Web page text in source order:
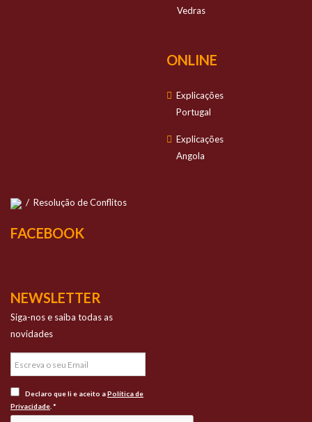
Vedras
ONLINE
Explicações
Portugal
Explicações
Angola
/ Resolução de Conflitos
FACEBOOK
NEWSLETTER
Siga-nos e saiba todas as
novidades
Declaro que li e aceito aPolítica de
Privacidade . *